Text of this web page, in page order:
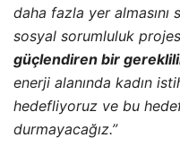
daha fazla yer almasını
sosyal sorumluluk
güçlendiren bir
enerji alanında kadın
hedefliyoruz ve bu
durmayacağız.”